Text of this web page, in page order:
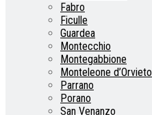
Fabro
Ficulle
Guardea
Montecchio
Montegabbione
Monteleone d’Orvieto
Parrano
Porano
San Venanzo